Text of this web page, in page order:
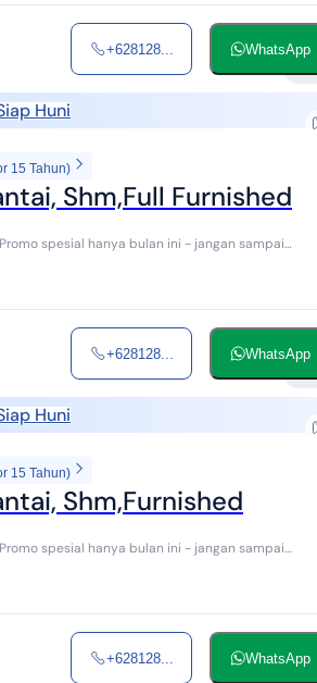
+628128... WhatsApp
Huni
15 Tahun)
Shm,Full Furnished
+628128... WhatsApp
Huni
15 Tahun)
Shm,Furnished
+628128... WhatsApp